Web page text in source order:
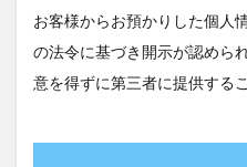
お客様からお預かりした個人
の法令に基づき開示が認めら
意を得ずに第三者に提供する